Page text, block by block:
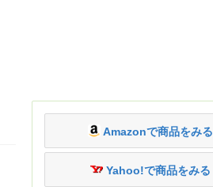
Amazonで商品をみる
Yahoo!で商品をみる